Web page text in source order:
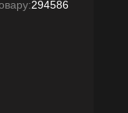
294586